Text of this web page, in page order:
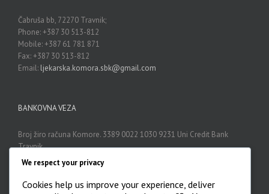
Čabruša bb, 72270 Travnik;
Phone: +387 30 513-812
Mobile: +387 61 781 871
Fax: +387 30 513-812
Email: ljekarska.komora.sbk@gmail.com
BANKOVNA VEZA
Broj žiro računa Komore. 3389 0022 1030 9231 Uni Credit Bank
Travnik
ARHIVA
We respect your privacy
Cookies help us improve your experience, deliver